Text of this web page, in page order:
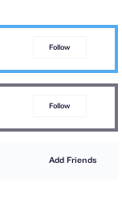
Follow
Follow
Add Friends